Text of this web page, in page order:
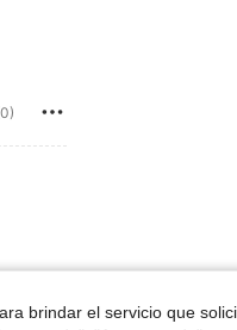
brindar el servicio que